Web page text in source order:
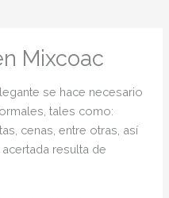
Mixcoac
se hace necesario
tales como:
cenas, entre otras, así
resulta de